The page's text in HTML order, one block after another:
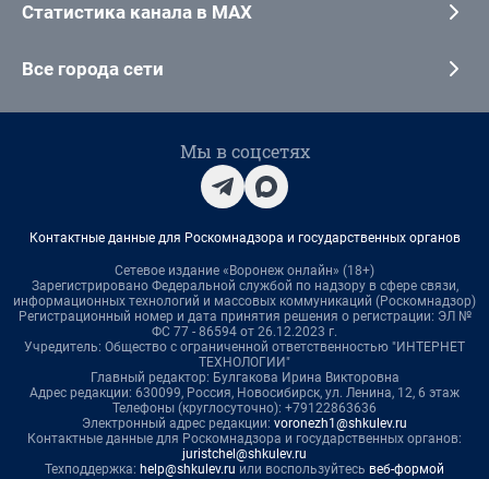
Статистика канала в MAX
Все города сети
Мы в соцсетях
Контактные данные для Роскомнадзора и государственных органов
Сетевое издание «Воронеж онлайн» (18+)
Зарегистрировано Федеральной службой по надзору в сфере связи,
информационных технологий и массовых коммуникаций (Роскомнадзор)
Регистрационный номер и дата принятия решения о регистрации: ЭЛ №
ФС 77 - 86594 от 26.12.2023 г.
Учредитель: Общество с ограниченной ответственностью "ИНТЕРНЕТ
ТЕХНОЛОГИИ"
Главный редактор: Булгакова Ирина Викторовна
Адрес редакции: 630099, Россия, Новосибирск, ул. Ленина, 12, 6 этаж
Телефоны (круглосуточно): +79122863636
Электронный адрес редакции: voronezh1@shkulev.ru
Контактные данные для Роскомнадзора и государственных органов:
juristchel@shkulev.ru
Техподдержка: help@shkulev.ru или воспользуйтесь веб-формой